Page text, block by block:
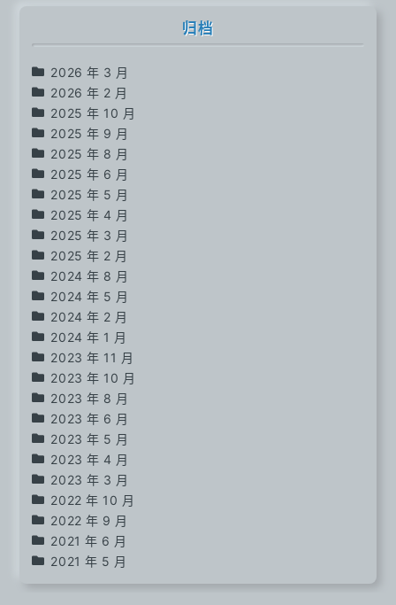
归档
2026 年 3 月
2026 年 2 月
2025 年 10 月
2025 年 9 月
2025 年 8 月
2025 年 6 月
2025 年 5 月
2025 年 4 月
2025 年 3 月
2025 年 2 月
2024 年 8 月
2024 年 5 月
2024 年 2 月
2024 年 1 月
2023 年 11 月
2023 年 10 月
2023 年 8 月
2023 年 6 月
2023 年 5 月
2023 年 4 月
2023 年 3 月
2022 年 10 月
2022 年 9 月
2021 年 6 月
2021 年 5 月